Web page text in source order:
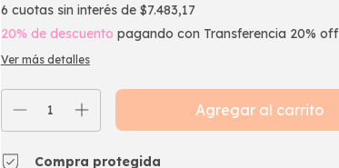
6 cuotas sin interés de $7.483,17
20% de descuento pagando con Transferencia 20% off
Ver más detalles
Compra protegida